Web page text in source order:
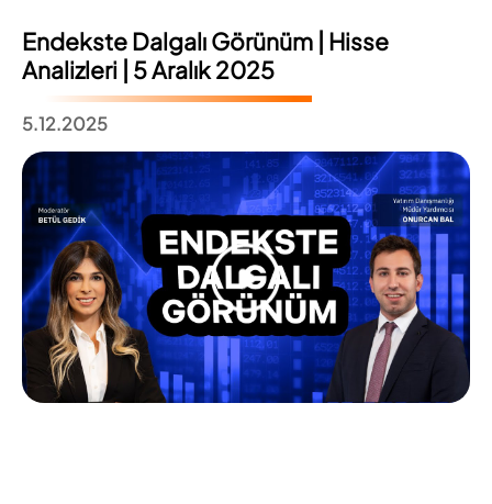
Endekste Dalgalı Görünüm | Hisse
Analizleri | 5 Aralık 2025
5.12.2025